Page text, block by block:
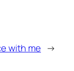
with me →